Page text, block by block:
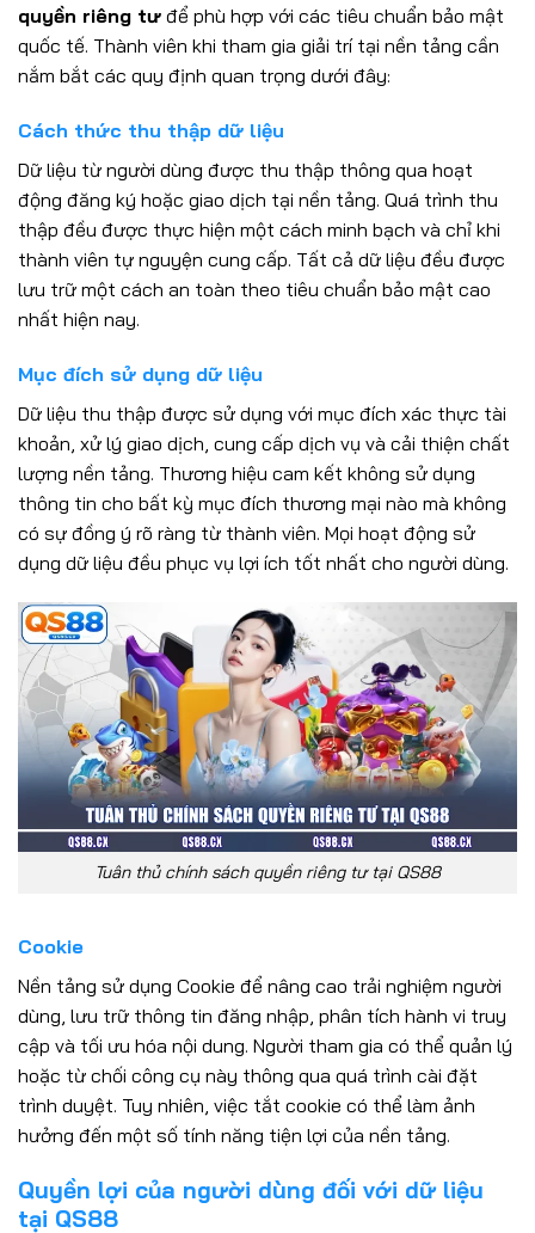
quyền riêng tư để phù hợp với các tiêu chuẩn bảo mật
quốc tế. Thành viên khi tham gia giải trí tại nền tảng cần
nắm bắt các quy định quan trọng dưới đây:
Cách thức thu thập dữ liệu
Dữ liệu từ người dùng được thu thập thông qua hoạt
động đăng ký hoặc giao dịch tại nền tảng. Quá trình thu
thập đều được thực hiện một cách minh bạch và chỉ khi
thành viên tự nguyện cung cấp. Tất cả dữ liệu đều được
lưu trữ một cách an toàn theo tiêu chuẩn bảo mật cao
nhất hiện nay.
Mục đích sử dụng dữ liệu
Dữ liệu thu thập được sử dụng với mục đích xác thực tài
khoản, xử lý giao dịch, cung cấp dịch vụ và cải thiện chất
lượng nền tảng. Thương hiệu cam kết không sử dụng
thông tin cho bất kỳ mục đích thương mại nào mà không
có sự đồng ý rõ ràng từ thành viên. Mọi hoạt động sử
dụng dữ liệu đều phục vụ lợi ích tốt nhất cho người dùng.
Tuân thủ chính sách quyền riêng tư tại QS88
Cookie
Nền tảng sử dụng Cookie để nâng cao trải nghiệm người
dùng, lưu trữ thông tin đăng nhập, phân tích hành vi truy
cập và tối ưu hóa nội dung. Người tham gia có thể quản lý
hoặc từ chối công cụ này thông qua quá trình cài đặt
trình duyệt. Tuy nhiên, việc tắt cookie có thể làm ảnh
hưởng đến một số tính năng tiện lợi của nền tảng.
Quyền lợi của người dùng đối với dữ liệu
tại QS88